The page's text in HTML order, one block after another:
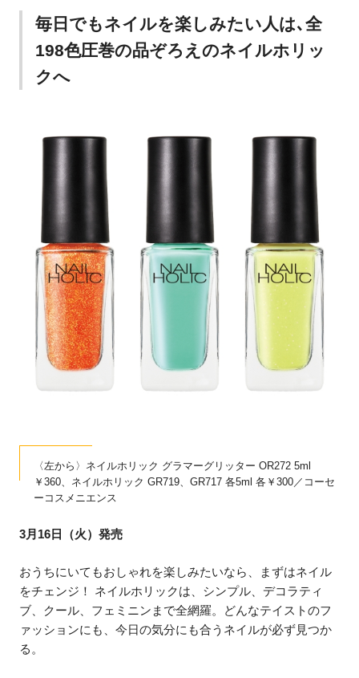
毎日でもネイルを楽しみたい人は､全
198色圧巻の品ぞろえのネイルホリッ
クへ
〈左から〉ネイルホリック グラマーグリッター OR272 5ml
￥360、ネイルホリック GR719、GR717 各5ml 各￥300／コーセ
ーコスメニエンス
3月16日（火）発売
おうちにいてもおしゃれを楽しみたいなら、まずはネイル
をチェンジ！ ネイルホリックは、シンプル、デコラティ
ブ、クール、フェミニンまで全網羅。どんなテイストのフ
ァッションにも、今日の気分にも合うネイルが必ず見つか
る。